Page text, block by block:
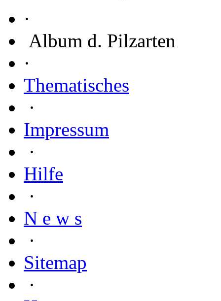
·
Album d. Pilzarten
·
Thematisches
·
Impressum
·
Hilfe
·
N e w s
·
Sitemap
·